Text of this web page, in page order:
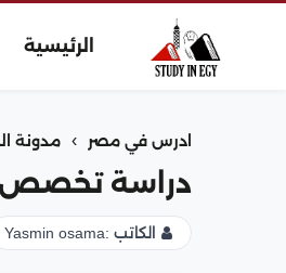
الرئيسية
ادرس في مصر › مدونة
دراسة تخصص
الكاتب :Yasmin osama